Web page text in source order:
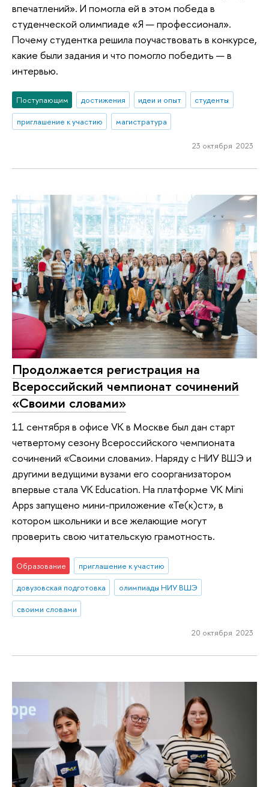
впечатлений». И помогла ей в этом победа в
студенческой олимпиаде «Я — профессионал».
Почему студентка решила поучаствовать в конкурсе,
какие были задания и что помогло победить — в
интервью.
Поступающим достижения идеи и опыт
студенты
приглашение к участию
магистратура
23 октября 2023
Продолжается регистрация на
Всероссийский чемпионат сочинений
«Своими словами»
11 сентября в офисе VК в Москве был дан старт
четвертому сезону Всероссийского чемпионата
сочинений «Своими словами». Наряду с НИУ ВШЭ и
другими ведущими вузами его соорганизатором
впервые стала VK Education. На платформе VK Mini
Apps запущено мини-приложение «Те(к)ст», в
котором школьники и все желающие могут
проверить свою читательскую грамотность.
Образование
приглашение к участию
довузовская подготовка
олимпиады НИУ ВШЭ
своими словами
20 октября 2023